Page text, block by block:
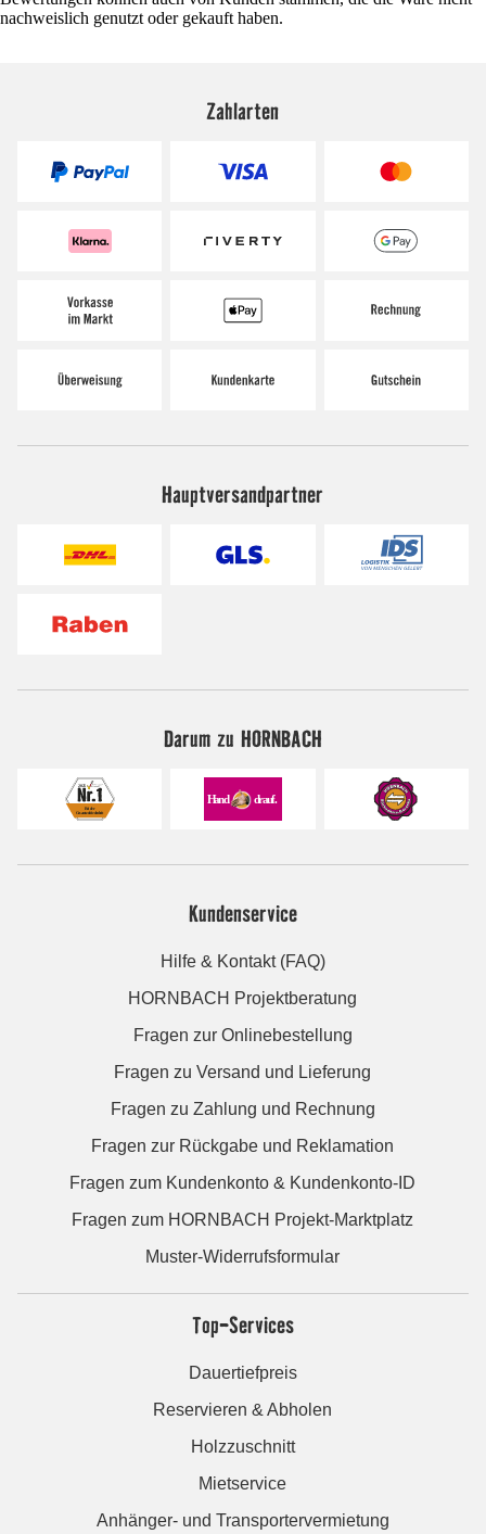
nachweislich genutzt oder gekauft haben.
Zahlarten
Hauptversandpartner
Darum zu HORNBACH
Kundenservice
Hilfe & Kontakt (FAQ)
HORNBACH Projektberatung
Fragen zur Onlinebestellung
Fragen zu Versand und Lieferung
Fragen zu Zahlung und Rechnung
Fragen zur Rückgabe und Reklamation
Fragen zum Kundenkonto & Kundenkonto-ID
Fragen zum HORNBACH Projekt-Marktplatz
Muster-Widerrufsformular
Top-Services
Dauertiefpreis
Reservieren & Abholen
Holzzuschnitt
Mietservice
Anhänger- und Transportervermietung